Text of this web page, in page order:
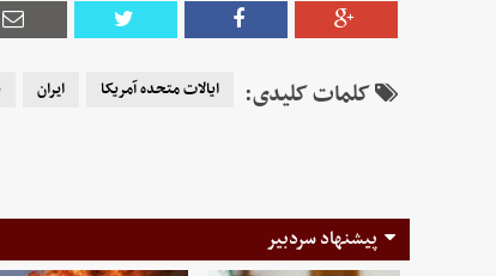
کلمات کلیدی: ایالات متحده آمریکا ایران
پیشنهاد سردبیر